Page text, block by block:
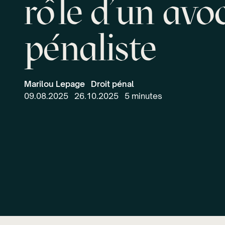
rôle d’un
pénaliste
Marilou Lepage
Droit pénal
09.08.2025
26.10.2025 5 minutes